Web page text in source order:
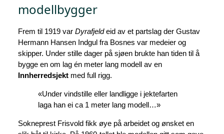
modellbygger
Frem til 1919 var Dyrafjeldeid av et partslag der Gustav
Hermann Hansen Indgul fra Bosnes var medeier og
skipper. Under stille dager på sjøen brukte han tiden til å
bygge en om lag én meter lang modell av en
Innherredsjekt med full rigg.
«Under vindstille eller landligge i jektefarten
laga han ei ca 1 meter lang modell…»
Sokneprest Frisvold fikk øye på arbeidet og ønsket en